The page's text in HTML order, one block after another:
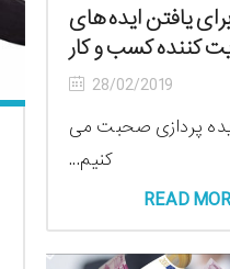
یافتن ایده های
کننده کسب و کار
28/02/2019
پردازی صحبت می
کنیم...
READ